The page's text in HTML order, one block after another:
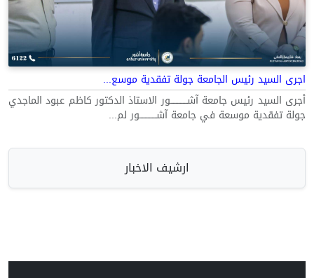
اجرى السيد رئيس الجامعة جولة تفقدية موسع...
أجرى السيد رئيس جامعة آشــــــــــــور الاستاذ الدكتور كاظم عبود الماجدي
جولة تفقدية موسعة في جامعة آشــــــــــــور لم...
ارشيف الاخبار